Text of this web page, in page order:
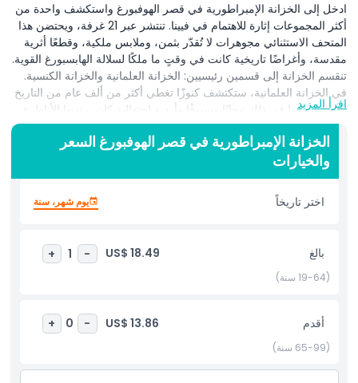
ادخل إلى الخزانة الإمبراطورية في قصر الهوفبورغ واستكشف واحدة من
أكثر المجموعات إثارة للاهتمام في فيينا. تنتشر عبر 21 غرفة، ويحتضن هذا
المتحف الاستثنائي مجوهرات لا تُقدّر بثمن، وملابس ملكية، وقطعًا أثرية
مقدسة، وأغراضًا تاريخية كانت في وقتٍ ما ملكًا لسلالة الهابسبورغ القوية.
تنقسم الخزانة إلى قسمين رئيسيين: الخزانة العلمانية والخزانة الكنسية.
في الخزانة العلمانية، ستكتشف كنوزًا تغطي أكثر من ألف عام من التاريخ
الأوروبي، بما في ذلك تيجانًا وسيوفًا وأردية احتفالية كان يرتديها الأباطرة
والملوك. تروي هذه القطع قصة السلطة السياسية للهابسبورغ وعظمة
إمبراطوريتهم. أما الخزانة الكنسية فتركّز، من ناحية أخرى، على الأدوات
الدينية التي تعكس قرونًا من الإيمان والتفاني والفن. هنا ستجد قطعًا
مصوغة بشكل رائع تُستخدم في الشعائر الكنسية، بالإضافة إلى رفات
يُعتقد أنها تحمل أهمية روحية. من أهم معالم الخزانة الإمبراطورية هو التاج
الإمبراطوري المذهل، الذي خدم لقرون كتاج تتويج لأباطرة الإمبراطورية
بد منه. توفر زيارة الخزانة الإمبراطورية فرصة فريدة للتواصل مع الماضي
الإمبراطوري للنمسا من خلال فن وثقافة وتاريخ يخطف الأنفاس.
أبرز المعالم
اقرأ المزيد
الخزانة الإمبراطورية في قصر الهوفبورغ السعر
والخيارات
اختر تاريخاً يوم شهر، سنة
بالغ US$ 18.49
-
1
+
(19-64 سنة)
أقدم US$ 13.86
-
0
+
(65-99 سنة)